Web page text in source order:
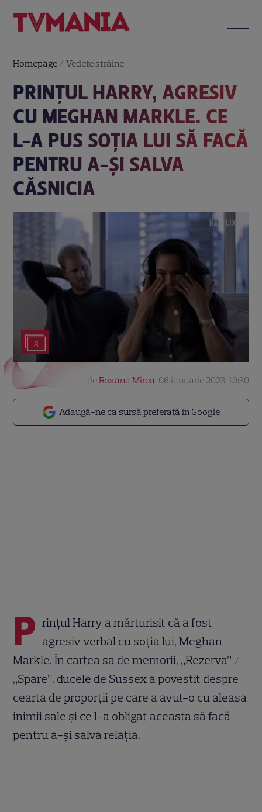
Homepage /Vedete străine
PRINȚUL HARRY, AGRESIV
CU MEGHAN MARKLE. CE
L-A PUS SOȚIA LUI SĂ FACĂ
PENTRU A-ȘI SALVA
CĂSNICIA
8
Adaugă-ne ca sursă preferată în Google
deRoxana Mirea, 06 ianuarie 2023, 10:30
P rințul Harry a mărturisit că a fost
agresiv verbal cu soția lui, Meghan
Markle. În cartea sa de memorii, „Rezerva” /
„Spare”, ducele de Sussex a povestit despre
cearta de proporții pe care a avut-o cu aleasa
inimii sale și ce l-a obligat aceasta să facă
pentru a-și salva relația.